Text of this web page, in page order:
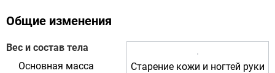
Общие изменения
Старение кожи и ногтей руки
Вес и состав тела
Основная масса